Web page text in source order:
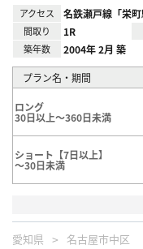
アクセス 名鉄瀬戸線「栄
間取り 1R
築年数 2004年 2月 築
プラン名・期間
ロング
30日以上～360日未満
ショート【7日以上】
～30日未満
愛知県 名古屋市中区